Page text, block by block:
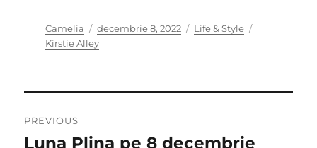
Author
Camelia
Posted
on
decembrie 8, 2022 Categories
Life & Style
Kirstie Alley
în
PREVIOUS
Previous
Luna Plina pe 8 decembrie